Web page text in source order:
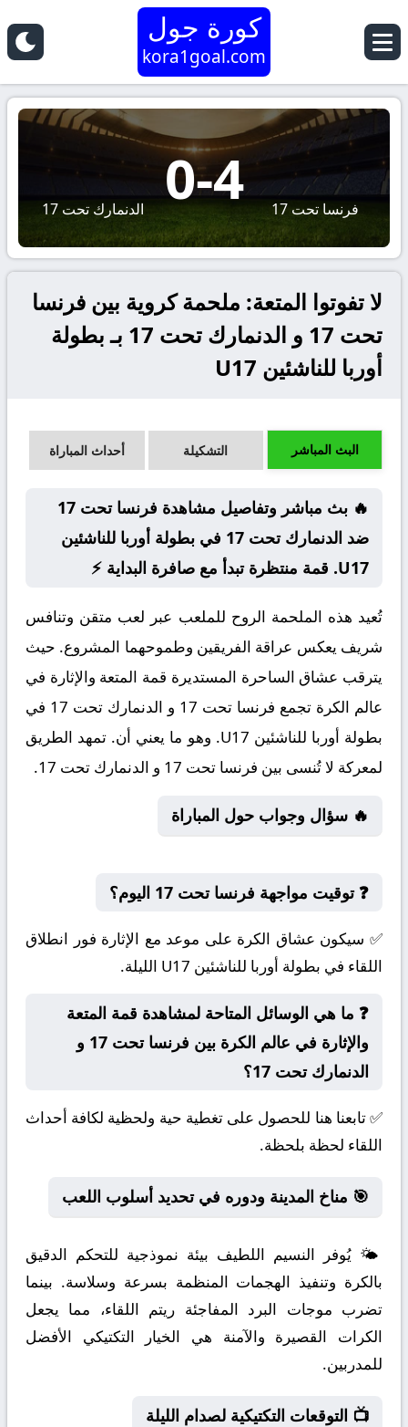
كورة جول
kora1goal.com
فرنسا تحت 17 4
-
0 الدنمارك تحت 17
لا تفوتوا المتعة: ملحمة كروية بين فرنسا
تحت 17 و الدنمارك تحت 17 بـ بطولة
أوربا للناشئين U17
البث المباشر التشكيلة أحداث المباراة
🔥 بث مباشر وتفاصيل مشاهدة فرنسا تحت 17
ضد الدنمارك تحت 17 في بطولة أوربا للناشئين
U17. قمة منتظرة تبدأ مع صافرة البداية ⚡
تُعيد هذه الملحمة الروح للملعب عبر لعب متقن وتنافس
شريف يعكس عراقة الفريقين وطموحهما المشروع. حيث
يترقب عشاق الساحرة المستديرة قمة المتعة والإثارة في
عالم الكرة تجمع فرنسا تحت 17 و الدنمارك تحت 17 في
بطولة أوربا للناشئين U17. وهو ما يعني أن. تمهد الطريق
لمعركة لا تُنسى بين فرنسا تحت 17 و الدنمارك تحت 17.
🔥 سؤال وجواب حول المباراة
❓ توقيت مواجهة فرنسا تحت 17 اليوم؟
✅ سيكون عشاق الكرة على موعد مع الإثارة فور انطلاق
اللقاء في بطولة أوربا للناشئين U17 الليلة.
❓ ما هي الوسائل المتاحة لمشاهدة قمة المتعة
والإثارة في عالم الكرة بين فرنسا تحت 17 و
الدنمارك تحت 17؟
✅ تابعنا هنا للحصول على تغطية حية ولحظية لكافة أحداث
اللقاء لحظة بلحظة.
🎯 مناخ المدينة ودوره في تحديد أسلوب اللعب
🌤️ يُوفر النسيم اللطيف بيئة نموذجية للتحكم الدقيق
بالكرة وتنفيذ الهجمات المنظمة بسرعة وسلاسة. بينما
تضرب موجات البرد المفاجئة ريتم اللقاء، مما يجعل
الكرات القصيرة والآمنة هي الخيار التكتيكي الأفضل
للمدربين.
📺 التوقعات التكتيكية لصدام الليلة